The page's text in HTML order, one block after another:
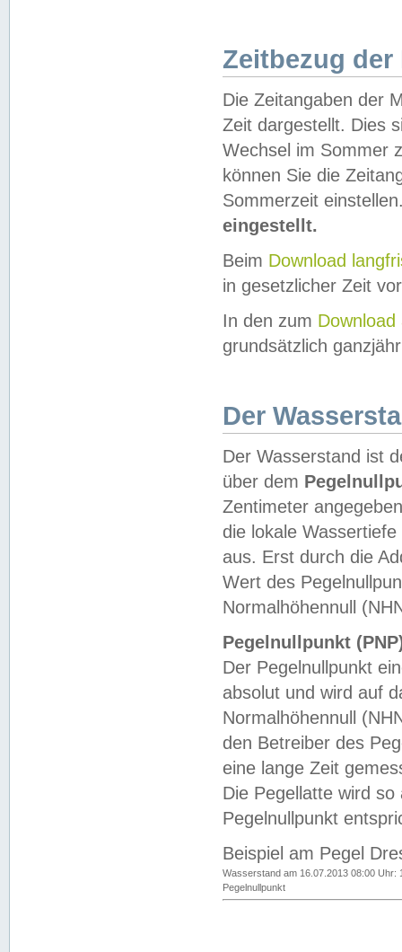
Zeitbezug der
Die Zeitangaben der
Zeit dargestellt. Dies
Wechsel im Sommer
können Sie die
Sommerzeit
eingestellt.
Beim Download
in gesetzlicher Zeit
In den zum Download
grundsätzlich
Der
Der Wasserstand ist
über dem
Zentimeter
die lokale
aus. Erst durch die
Wert des
Normalhöhennull
Pegelnullpunkt
Der Pegelnullpunkt
absolut und wird auf
Normalhöhennull
den Betreiber des
eine lange Zeit
Die Pegellatte wird
Pegelnullpunkt
Beispiel am Pegel
Wasserstand am 16.07.2013 08:00 Uhr:
Pegelnullpunkt